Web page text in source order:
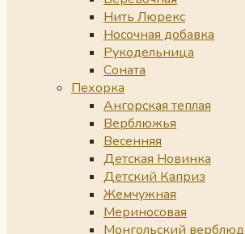
Нить Люрекс
Носочная добавка
Рукодельница
Соната
Пехорка
Ангорская теплая
Верблюжья
Весенняя
Детская Новинка
Детский Каприз
Жемчужная
Мериносовая
Монгольский верблюд